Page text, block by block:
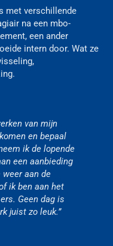
met verschillende
na een mbo-
een ander
intern door. Wat ze
van mijn
en bepaal
ik de lopende
een aanbieding
weer aan de
ik ben aan het
Geen dag is
juist zo leuk.”